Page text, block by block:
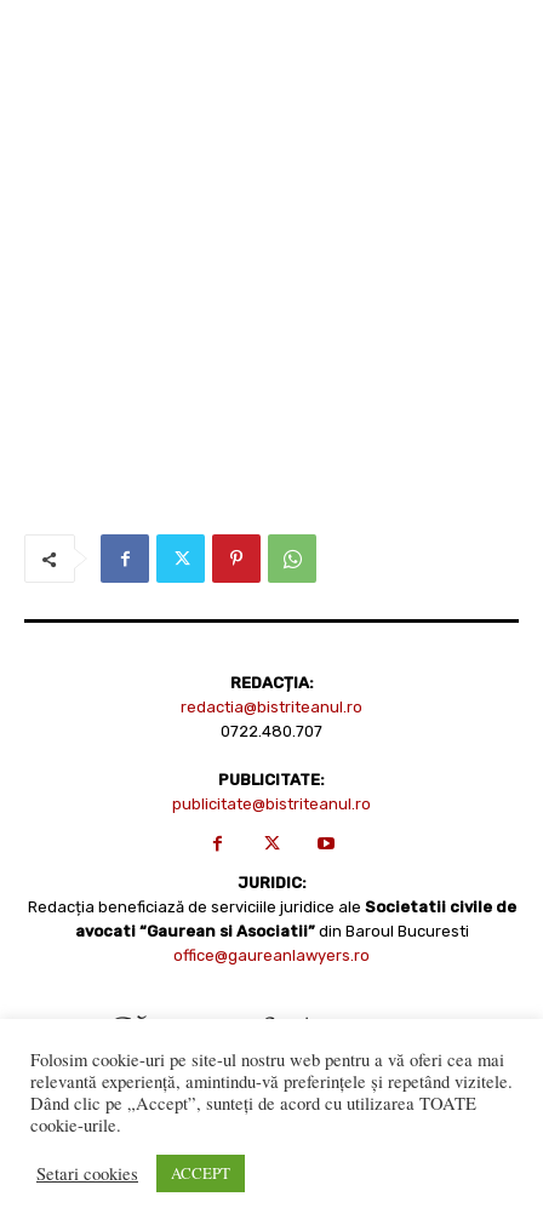
REDACȚIA:
redactia@bistriteanul.ro
0722.480.707
PUBLICITATE:
publicitate@bistriteanul.ro
JURIDIC:
Redacția beneficiază de serviciile juridice ale Societatii civile de
avocati “Gaurean si Asociatii” din Baroul Bucuresti
office@gaureanlawyers.ro
numai cu acordul expres al Bistriteanul.Ro. © Copyright 2008 -
Folosim cookie-uri pe site-ul nostru web pentru a vă oferi cea mai
relevantă experiență, amintindu-vă preferințele și repetând vizitele.
Dând clic pe „Accept”, sunteți de acord cu utilizarea TOATE
cookie-urile.
Setari cookies ACCEPT